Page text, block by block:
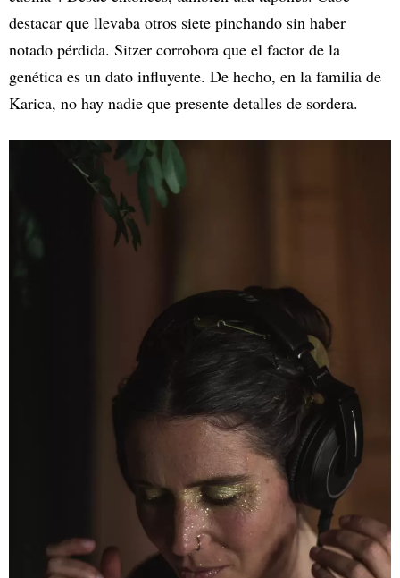
destacar que llevaba otros siete pinchando sin haber
notado pérdida. Sitzer corrobora que el factor de la
genética es un dato influyente. De hecho, en la familia de
Karica, no hay nadie que presente detalles de sordera.